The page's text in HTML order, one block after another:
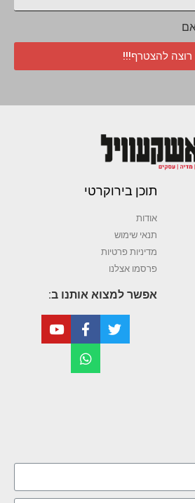
רוצה להצטרף!!!
תוכן בירוקרטי
אודות
תנאי שימוש
מדיניות פרטיות
פרסמו אצלנו
אפשר למצוא אותנו ב: